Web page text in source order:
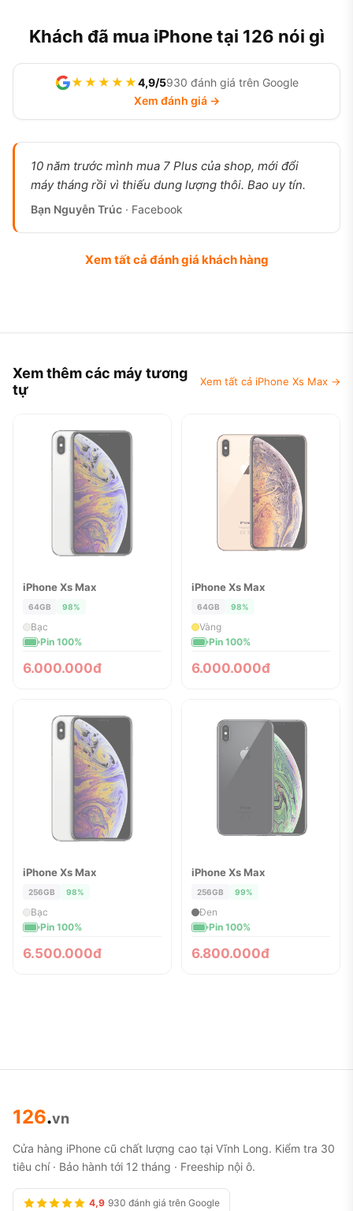
Khách đã mua iPhone tại 126 nói gì
★★★★★4,9/5930 đánh giá trên Google
Xem đánh giá →
10 năm trước mình mua 7 Plus của shop, mới đổi
máy tháng rồi vì thiếu dung lượng thôi. Bao uy tín.
Bạn Nguyễn Trúc · Facebook
Xem tất cả đánh giá khách hàng
Xem thêm các máy tương
tự
Xem tất cả iPhone Xs Max →
ĐÃ BÁN
iPhone Xs Max
64GB 98%
Bạc
Pin 100%
6.000.000đ
ĐÃ BÁN
iPhone Xs Max
64GB 98%
Vàng
Pin 100%
6.000.000đ
ĐÃ BÁN
iPhone Xs Max
256GB 98%
Bạc
Pin 100%
6.500.000đ
ĐÃ BÁN
iPhone Xs Max
256GB 99%
Đen
Pin 100%
6.800.000đ
126.vn
Cửa hàng iPhone cũ chất lượng cao tại Vĩnh Long. Kiểm tra 30
tiêu chí · Bảo hành tới 12 tháng · Freeship nội ô.
4,9 930 đánh giá trên Google